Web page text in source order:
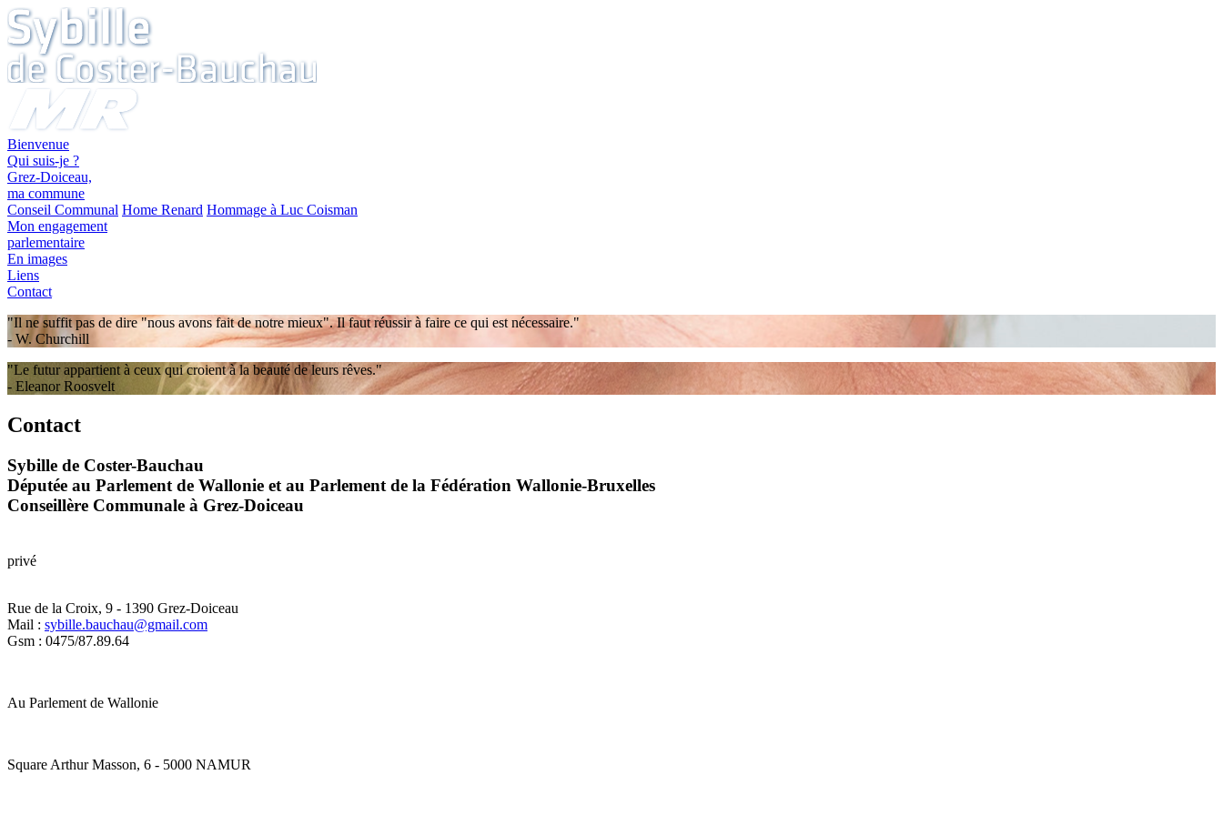
Bienvenue
Qui suis-je ?
Grez-Doiceau,
ma commune
Conseil Communal Home Renard Hommage à Luc Coisman
Mon engagement
parlementaire
En images
Liens
Contact
"Il ne suffit pas de dire "nous avons fait de notre mieux". Il faut réussir à faire ce qui est nécessaire."
- W. Churchill
"Le futur appartient à ceux qui croient à la beauté de leurs rêves."
- Eleanor Roosvelt
Contact
Sybille de Coster-Bauchau
Députée au Parlement de Wallonie et au Parlement de la Fédération Wallonie-Bruxelles
Conseillère Communale à Grez-Doiceau
privé
Rue de la Croix, 9 - 1390 Grez-Doiceau
Mail : sybille.bauchau@gmail.com
Gsm : 0475/87.89.64
Au Parlement de Wallonie
Square Arthur Masson, 6 - 5000 NAMUR